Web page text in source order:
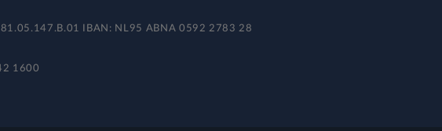
IBAN: NL95 ABNA 0592 2783 28
1600